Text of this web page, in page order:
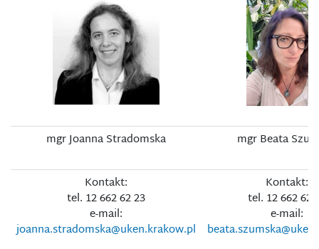
mgr Joanna Stradomska mgr Beata
Kontakt:
tel. 12 662 62 23
e-mail:
joanna.stradomska@uken.krakow.pl
Kontakt:
tel. 12 662 62
e-mail: